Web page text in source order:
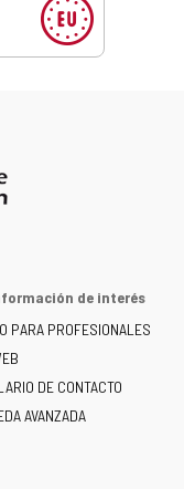
de interés
PARA PROFESIONALES
DE CONTACTO
AVANZADA